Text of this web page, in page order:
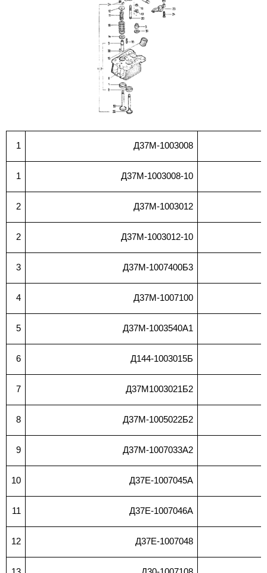
1 Д37М-1003008
1 Д37М-1003008-10
2 Д37М-1003012
2 Д37М-1003012-10
3 Д37М-1007400Б3
4 Д37М-1007100
5 Д37М-1003540А1
6 Д144-1003015Б
7 Д37М1003021Б2
8 Д37М-1005022Б2
9 Д37М-1007033А2
10 Д37Е-1007045А
11 Д37Е-1007046А
12 Д37Е-1007048